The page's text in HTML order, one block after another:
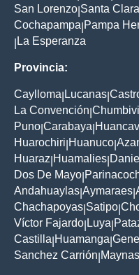
San Lorenzo Santa Clara
Cochapampa Pampa
La Esperanza
Provincia:
Caylloma Lucanas
La Convención
Puno Carabaya
Huarochiri Huanuco
Huaraz Huamalies
Dos De Mayo
Andahuaylas Aymaraes
Chachapoyas Satipo
Víctor Fajardo Luya
Castilla Huamanga
Sanchez Carrión Maynas